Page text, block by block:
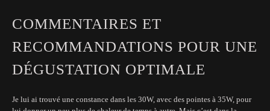
COMMENTAIRES ET
RECOMMANDATIONS POUR UNE
DÉGUSTATION OPTIMALE
Je lui ai trouvé une constance dans les 30W, avec des pointes à 35W, pour